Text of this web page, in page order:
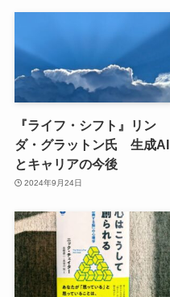
『ライフ・シフト』リン
ダ・グラットン氏 生成AI
とキャリアの今後
2024年9月24日